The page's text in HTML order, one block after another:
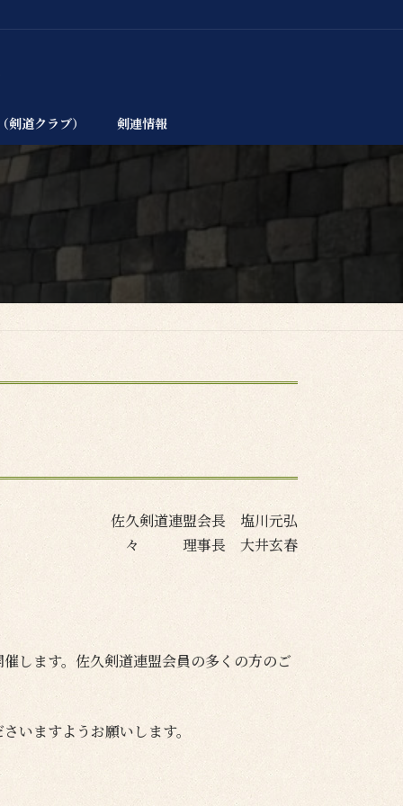
剣道クラブ） 剣連情報
佐久剣道連盟会長 塩川元弘
々 理事長 大井玄春
します。佐久剣道連盟会員の多くの方のご
いますようお願いします。